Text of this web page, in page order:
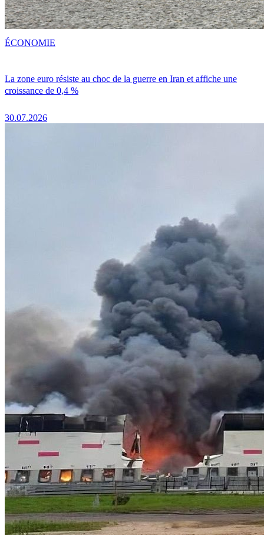
La zone euro résiste au choc de la guerre en Iran et affiche une
croissance de 0,4 %
30.07.2026
ÉCONOMIE